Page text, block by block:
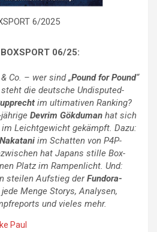
6/2025
06/25:
& Co. – wer sind „Pound for Pound“
die deutsche Undisputed-
im ultimativen Ranking?
Devrim Gökduman hat sich
Leichtgewicht gekämpft. Dazu:
im Schatten von P4P-
hat Japans stille Box-
Platz im Rampenlicht. Und:
steilen Aufstieg derFundora-
Menge Storys, Analysen,
und vieles mehr.
Paul